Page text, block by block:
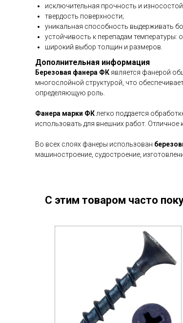
исключительная прочность и
твердость поверхности;
уникальная способность выдерживать
устойчивость к перепадам температуры:
широкий выбор толщин и размеров.
Дополнительная информация
Березовая фанера ФК является фанерой
многослойной структурой, что
определяющую роль.
Фанера марки ФК легко поддается
использовать для внешних работ.
Во всех слоях фанеры использован
машиностроение, судостроение,
С этим товаром часто